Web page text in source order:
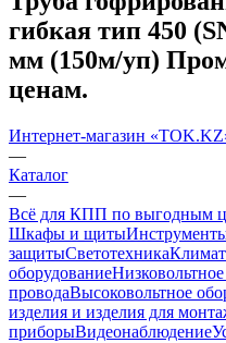
гибкая тип 450
мм (150м/уп)
ценам.
Интернет-магазин
—
Каталог
—
Всё для КПП по выгодным
Шкафы и щиты
защитыСветотехника
оборудование
проводаВысоковольтное
изделия и изделия для
приборыВидеонаблюдение